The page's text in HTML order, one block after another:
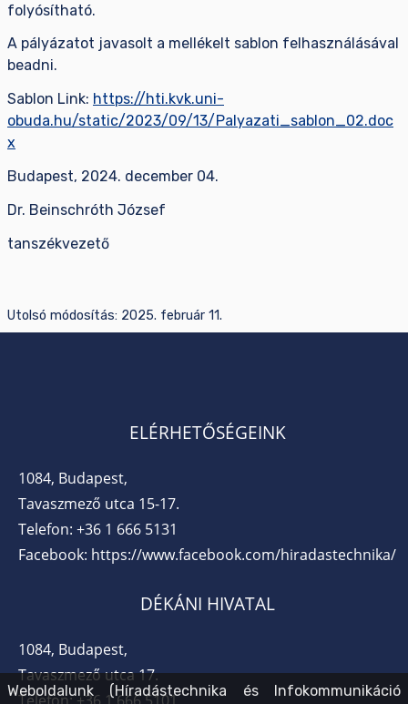
folyósítható.
A pályázatot javasolt a mellékelt sablon felhasználásával
beadni.
Sablon Link: https://hti.kvk.uni-
obuda.hu/static/2023/09/13/Palyazati_sablon_02.doc
x
Budapest, 2024. december 04.
Dr. Beinschróth József
tanszékvezető
Utolsó módosítás: 2025. február 11.
ELÉRHETŐSÉGEINK
1084, Budapest,
Tavaszmező utca 15-17.
Telefon: +36 1 666 5131
Facebook: https://www.facebook.com/hiradastechnika/
DÉKÁNI HIVATAL
1084, Budapest,
Tavaszmező utca 17.
Weboldalunk (Híradástechnika és Infokommunikáció